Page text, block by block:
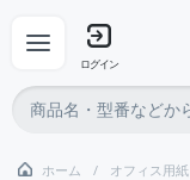
ログイン
ホーム オフィス用紙